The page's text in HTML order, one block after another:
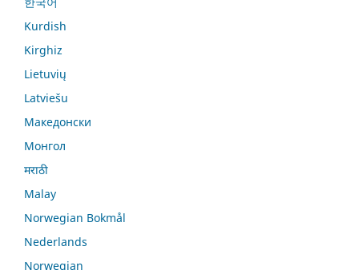
Kurdish
Kirghiz
Lietuvių
Latviešu
Македонски
Монгол
मराठी
Malay
Norwegian Bokmål
Nederlands
Norwegian